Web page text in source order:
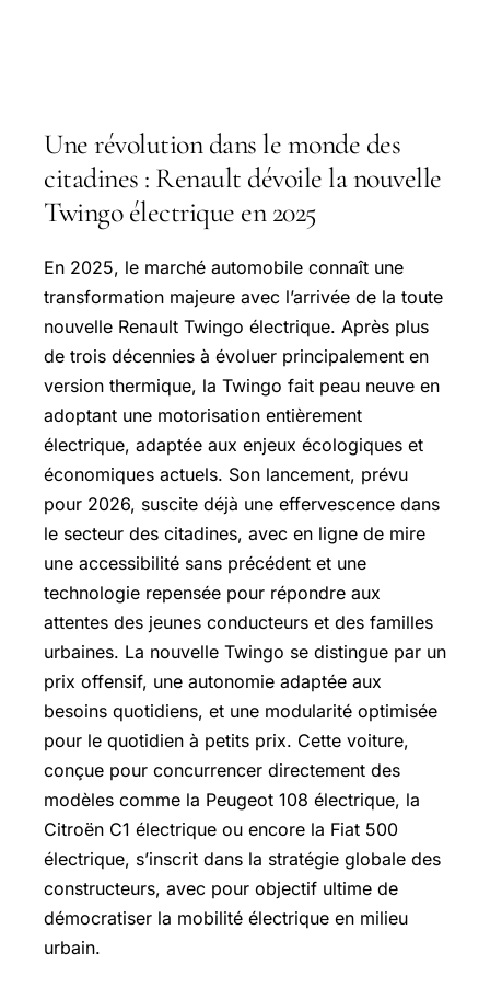
Une révolution dans le monde des
citadines : Renault dévoile la nouvelle
Twingo électrique en 2025
En 2025, le marché automobile connaît une
transformation majeure avec l’arrivée de la toute
nouvelle Renault Twingo électrique. Après plus
de trois décennies à évoluer principalement en
version thermique, la Twingo fait peau neuve en
adoptant une motorisation entièrement
électrique, adaptée aux enjeux écologiques et
économiques actuels. Son lancement, prévu
pour 2026, suscite déjà une effervescence dans
le secteur des citadines, avec en ligne de mire
une accessibilité sans précédent et une
technologie repensée pour répondre aux
attentes des jeunes conducteurs et des familles
urbaines. La nouvelle Twingo se distingue par un
prix offensif, une autonomie adaptée aux
besoins quotidiens, et une modularité optimisée
pour le quotidien à petits prix. Cette voiture,
conçue pour concurrencer directement des
modèles comme la Peugeot 108 électrique, la
Citroën C1 électrique ou encore la Fiat 500
électrique, s’inscrit dans la stratégie globale des
constructeurs, avec pour objectif ultime de
démocratiser la mobilité électrique en milieu
urbain.